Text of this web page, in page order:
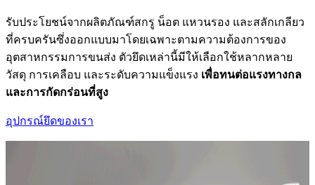
รับประโยชน์จากผลิตภัณฑ์สกรู น็อต แหวนรอง และสลักเกลียว
ที่ครบครันซึ่งออกแบบมาโดยเฉพาะตามความต้องการของ
อุตสาหกรรมการขนส่ง ตัวยึดเหล่านี้มีให้เลือกใช้หลากหลาย
วัสดุ การเคลือบ และระดับความแข็งแรง เพื่อทนต่อแรงทางกล
และการกัดกร่อนที่สูง
อุปกรณ์ยึดของเรา